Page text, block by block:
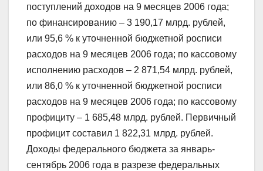
поступлений доходов на 9 месяцев 2006 года;
по финансированию – 3 190,17 млрд. рублей,
или 95,6 % к уточненной бюджетной росписи
расходов на 9 месяцев 2006 года; по кассовому
исполнению расходов – 2 871,54 млрд. рублей,
или 86,0 % к уточненной бюджетной росписи
расходов на 9 месяцев 2006 года; по кассовому
профициту – 1 685,48 млрд. рублей. Первичный
профицит составил 1 822,31 млрд. рублей.
Доходы федерального бюджета за январь-
сентябрь 2006 года в разрезе федеральных